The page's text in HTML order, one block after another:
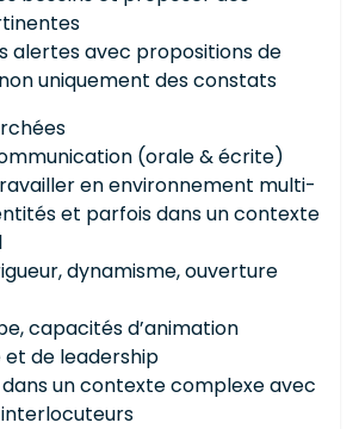
alertes avec propositions de
uniquement des constats
(orale & écrite)
en environnement multi-
et parfois dans un contexte
dynamisme, ouverture
capacités d’animation
de leadership
un contexte complexe avec